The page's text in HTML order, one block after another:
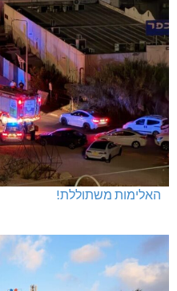
האלימות משתוללת!